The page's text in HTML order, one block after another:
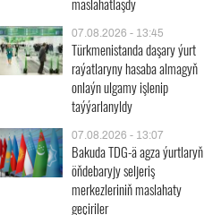
07.08.2026 - 13:45
Türkmenistanda daşary ýurt
raýatlaryny hasaba almagyň
onlaýn ulgamy işlenip
taýýarlanyldy
07.08.2026 - 13:07
Bakuda TDG-ä agza ýurtlaryň
öňdebaryjy seljeriş
merkezleriniň maslahaty
geçiriler